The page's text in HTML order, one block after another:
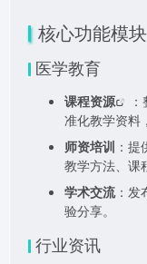
核心功能模块
医学教育
课程资源
准化教学资料
师资培训 ：
教学方法、课
学术交流：发
验分享。
行业资讯